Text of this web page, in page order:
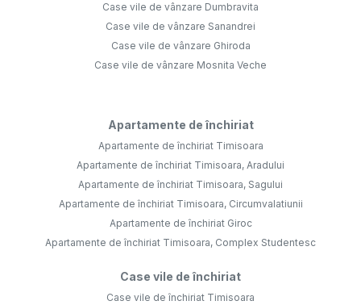
Case vile de vânzare Dumbravita
Case vile de vânzare Sanandrei
Case vile de vânzare Ghiroda
Case vile de vânzare Mosnita Veche
Apartamente de închiriat
Apartamente de închiriat Timisoara
Apartamente de închiriat Timisoara, Aradului
Apartamente de închiriat Timisoara, Sagului
Apartamente de închiriat Timisoara, Circumvalatiunii
Apartamente de închiriat Giroc
Apartamente de închiriat Timisoara, Complex Studentesc
Case vile de închiriat
Case vile de închiriat Timisoara